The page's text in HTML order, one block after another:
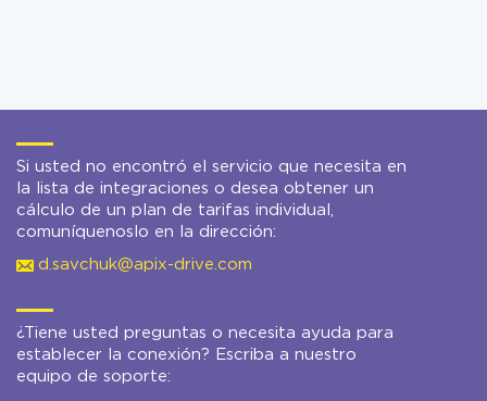
Si usted no encontró el servicio que necesita en
la lista de integraciones o desea obtener un
cálculo de un plan de tarifas individual,
comuníquenoslo en la dirección:
d.savchuk@apix-drive.com
¿Tiene usted preguntas o necesita ayuda para
establecer la conexión? Escriba a nuestro
equipo de soporte: